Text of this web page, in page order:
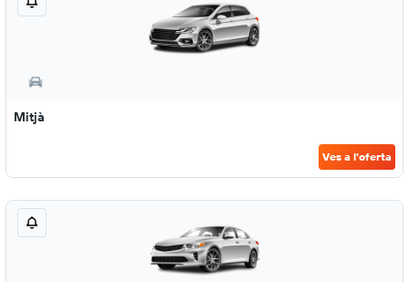
Mitjà
Ves a l'oferta